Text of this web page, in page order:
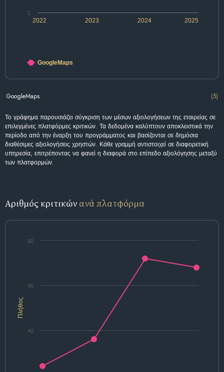
2022 2024
2023 2025
1
GoogleMaps
GoogleMaps (5)
Το γράφημα παρουσιάζει σύγκριση των μέσων αξιολογήσεων της εταιρείας σε
επιλεγμένες πλατφόρμες κριτικών. Τα δεδομένα καλύπτουν αποκλειστικά την
περίοδο από την έναρξη του προγράμματος και βασίζονται σε δημόσια
διαθέσιμες αξιολογήσεις χρηστών. Κάθε γραμμή αντιστοιχεί σε διαφορετική
υπηρεσία, επιτρέποντας να φανεί η διαφορά στο επίπεδο αξιολόγησης μεταξύ
των πλατφορμών.
Αριθμός κριτικών ανά πλατφόρμα
Πλήθος
40
50
45